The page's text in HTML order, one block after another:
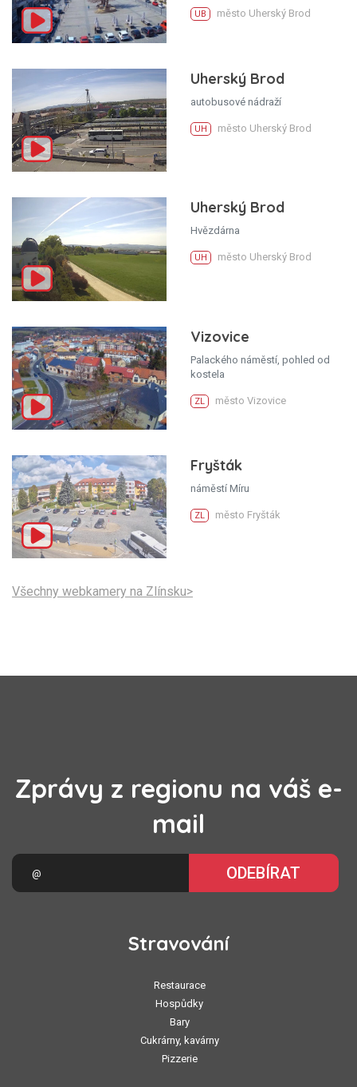
UB město Uherský Brod
Uherský Brod
autobusové nádraží
UH město Uherský Brod
Uherský Brod
Hvězdárna
UH město Uherský Brod
Vizovice
Palackého náměstí, pohled od
kostela
ZL město Vizovice
Fryšták
náměstí Míru
ZL město Fryšták
Všechny webkamery na Zlínsku>
Zprávy z regionu na váš e-
mail
ODEBÍRAT
Stravování
Restaurace
Hospůdky
Bary
Cukrárny, kavárny
Pizzerie